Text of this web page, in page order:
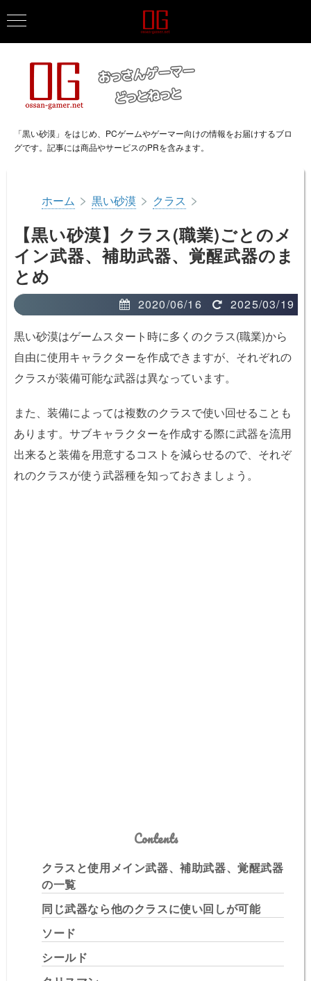
「黒い砂漠」をはじめ、PCゲームやゲーマー向けの情報をお届けするブロ
グです。記事には商品やサービスのPRを含みます。
ホーム > 黒い砂漠 > クラス >
【黒い砂漠】クラス(職業)ごとのメ
イン武器、補助武器、覚醒武器のま
とめ
2020/06/16
2025/03/19
黒い砂漠はゲームスタート時に多くのクラス(職業)から
自由に使用キャラクターを作成できますが、それぞれの
クラスが装備可能な武器は異なっています。
また、装備によっては複数のクラスで使い回せることも
あります。サブキャラクターを作成する際に武器を流用
出来ると装備を用意するコストを減らせるので、それぞ
れのクラスが使う武器種を知っておきましょう。
Contents
クラスと使用メイン武器、補助武器、覚醒武器
の一覧
同じ武器なら他のクラスに使い回しが可能
ソード
シールド